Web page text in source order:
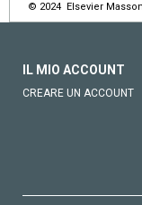
© 2024 Elsevier
IL MIO ACCOUNT
CREARE UN ACCOUNT